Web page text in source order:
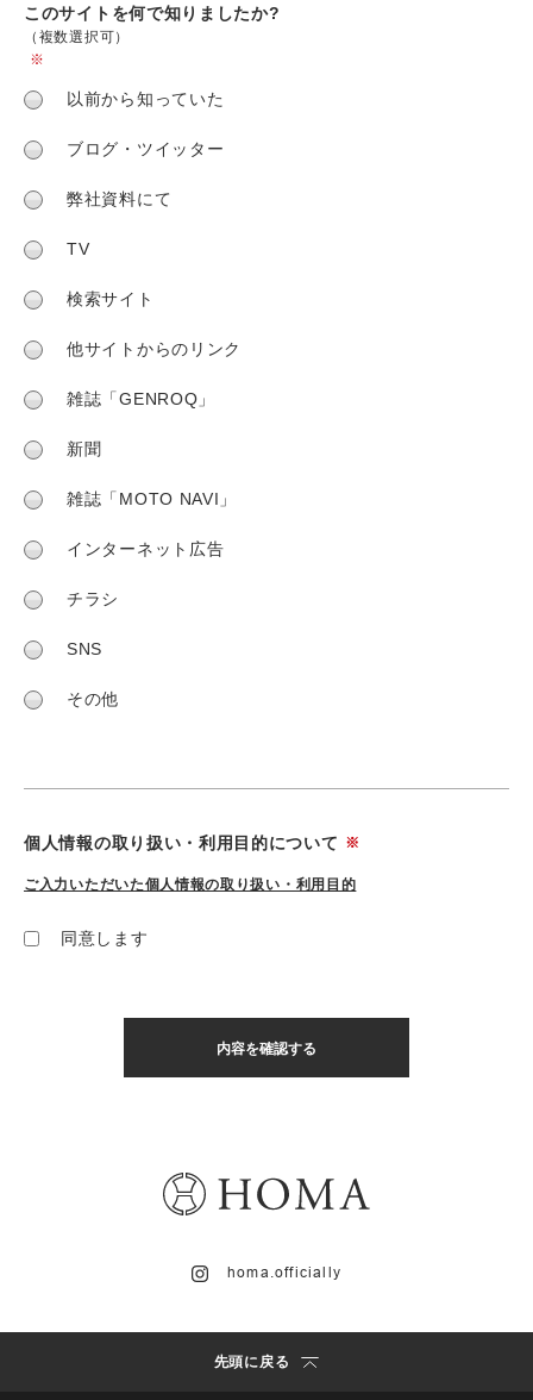
このサイトを何で知りましたか?
（複数選択可）
※
以前から知っていた
ブログ・ツイッター
弊社資料にて
TV
検索サイト
他サイトからのリンク
雑誌「GENROQ」
新聞
雑誌「MOTO NAVI」
インターネット広告
チラシ
SNS
その他
個人情報の取り扱い・利用目的について ※
ご入力いただいた個人情報の取り扱い・利用目的
同意します
homa.officially
先頭に戻る